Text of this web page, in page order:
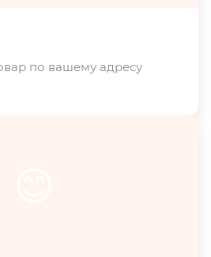
по вашему адресу